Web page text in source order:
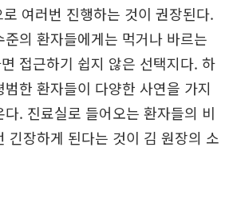
여러번 진행하는 것이 권장된다.
의 환자들에게는 먹거나 바르는
접근하기 쉽지 않은 선택지다. 하
한 환자들이 다양한 사연을 가지
. 진료실로 들어오는 환자들의 비
긴장하게 된다는 것이 김 원장의 소